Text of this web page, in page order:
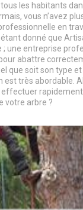
les habitants
vous n’avez
en
étant donné que
; une entreprise
abattre
que soit son type
très abordable.
effectuer
votre arbre ?